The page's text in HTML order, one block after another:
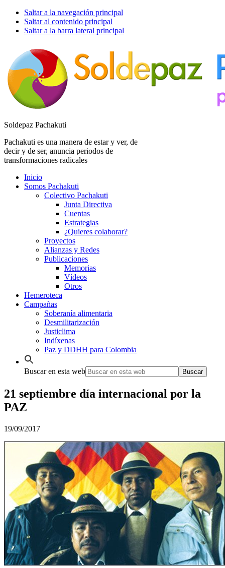
Saltar a la navegación principal
Saltar al contenido principal
Saltar a la barra lateral principal
Soldepaz Pachakuti
Pachakuti es una manera de estar y ver, de
decir y de ser, anuncia periodos de
transformaciones radicales
Inicio
Somos Pachakuti
Colectivo Pachakuti
Junta Directiva
Cuentas
Estrategias
¿Quieres colaborar?
Proyectos
Alianzas y Redes
Publicaciones
Memorias
Vídeos
Otros
Hemeroteca
Campañas
Soberanía alimentaria
Desmilitarización
Justiclima
Indíxenas
Paz y DDHH para Colombia
Buscar en esta web
21 septiembre día internacional por la
PAZ
19/09/2017